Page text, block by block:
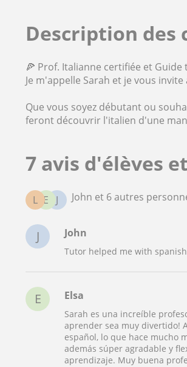
Description des
🍕 Prof. Italianne certifiée et
Je m'appelle Sarah et je vous
Que vous soyez débutant ou
feront découvrir l'italien d'une
7 avis d'élèves
J
E
L John et 6 autres
J John
Tutor helped me with
E Elsa
Sarah es una increíble
aprender sea muy divertido!
español, lo que hace mucho
además súper agradable y
aprendizaje. Muy buena